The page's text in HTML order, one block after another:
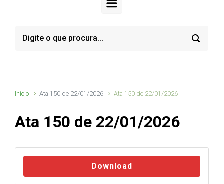
Início Ata 150 de 22/01/2026 Ata 150 de 22/01/2026
Ata 150 de 22/01/2026
Download